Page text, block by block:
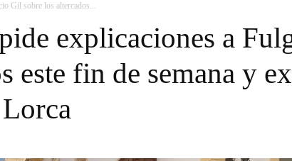
Gil sobre los altercados...
explicaciones a
este fin de semana y